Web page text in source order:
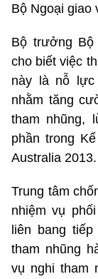
Bộ Ngoại giao
Bộ trưởng Bộ
cho biết việc
này là nỗ lực
nhằm tăng
tham nhũng,
phần trong
Australia 2013.
Trung tâm
nhiệm vụ
liên bang
tham nhũng
vụ nghi tham